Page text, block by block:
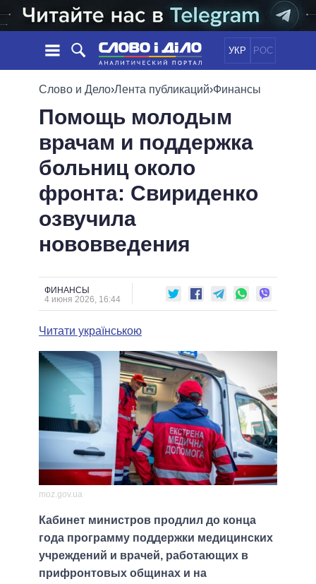
УКР РОС
НОВОСТИ
ЛЕНТА
СОБЫТИЯ
СТАТЬИ
ОБЗОРЫ
ДАЙДЖЕСТЫ
ПОЛИТИКА
ЭКОНОМИКА
ОБЩЕСТВО
ОБЕЩАНИЯ
ПОЛИТИКИ
ВСЕ ПОЛИТИКИ
ПРЕЗИДЕНТ И ОФИС
ВЕРХОВНАЯ РАДА
КАБИНЕТ МИНИСТРОВ
МЭРЫ
ВСЕ ПЕРСОНЫ
ИНФОГРАФИКА
ПОДДЕРЖАТЬ
СРАВНЕНИЕ ПОЛИТИКОВ
Слово и Дело›Лента публикаций›Финансы
Помощь молодым
врачам и поддержка
больниц около
фронта: Свириденко
озвучила
нововведения
ФИНАНСЫ
4 июня 2026, 16:44
Читати українською
moz.gov.ua
Кабинет министров продлил до конца
года программу поддержки медицинских
учреждений и врачей, работающих в
прифронтовых общинах и на